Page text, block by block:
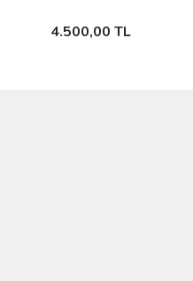
4.500,00 TL
Sepete Ekle